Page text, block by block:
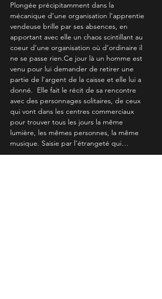
Plongée précipitamment dans la
mécanique d’une organisation l’apprentie
vendeuse brille par ses absences, en
apportant avec elle un chaos scintillant au
coeur d’une organisation où d’ordinaire il
ne se passe rien.Ce jour là un homme est
venu pour lui demander de retirer une
partie de l’argent de la caisse et elle lui a
donné.  Elle fait le récit de sa rencontre
avec des personnages solitaires, de ceux
qui vont dans les centres commerciaux
pour trouver tous les jours la même
lumière, les mêmes personnes, la même
musique. Saisie par l’étrangeté qui…